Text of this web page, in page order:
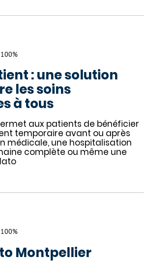
100%
: une solution
les soins
à tous
aux patients de bénéficier
temporaire avant ou après
médicale, une hospitalisation
complète ou même une
100%
Montpellier